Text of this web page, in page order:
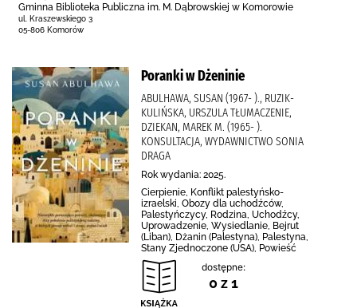
Gminna Biblioteka Publiczna im. M. Dąbrowskiej w Komorowie
ul. Kraszewskiego 3
05-806 Komorów
Poranki w Dżeninie
ABULHAWA, SUSAN (1967- )., RUZIK-
KULIŃSKA, URSZULA TŁUMACZENIE,
DZIEKAN, MAREK M. (1965- ).
KONSULTACJA, WYDAWNICTWO SONIA
DRAGA
Rok wydania: 2025.
Cierpienie, Konflikt palestyńsko-
izraelski, Obozy dla uchodźców,
Palestyńczycy, Rodzina, Uchodźcy,
Uprowadzenie, Wysiedlanie, Bejrut
(Liban), Dżanin (Palestyna), Palestyna,
Stany Zjednoczone (USA), Powieść
dostępne:
0 z 1